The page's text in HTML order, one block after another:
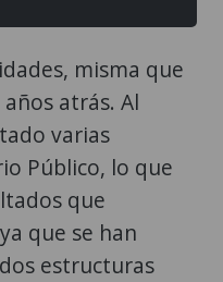
misma que
atrás. Al
varias
Público, lo que
que
que se han
estructuras